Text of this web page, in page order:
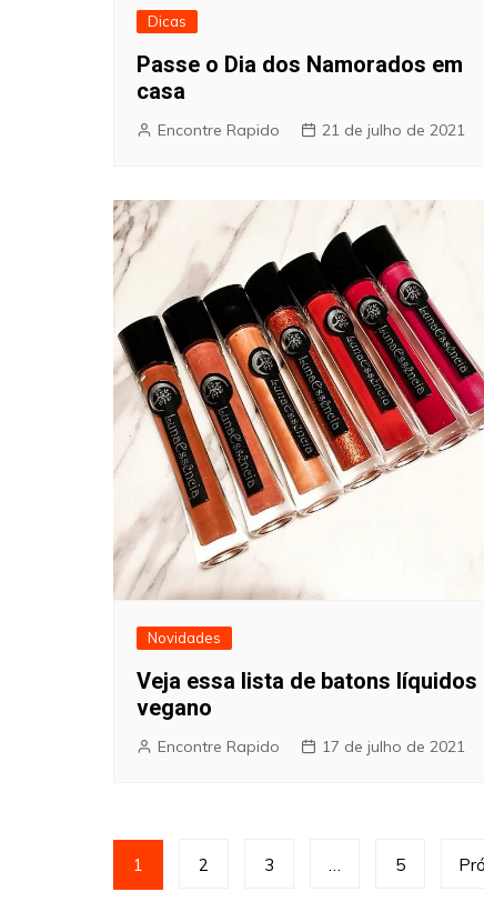
Dicas
Passe o Dia dos Namorados em
casa
Encontre Rapido 21 de julho de 2021
Novidades
Veja essa lista de batons líquidos
vegano
Encontre Rapido 17 de julho de 2021
Paginação
de
1 2 3 … 5